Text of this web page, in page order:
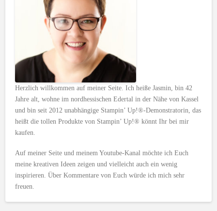
Herzlich willkommen auf meiner Seite. Ich heiße Jasmin, bin 42
Jahre alt, wohne im nordhessischen Edertal in der Nähe von Kassel
und bin seit 2012 unabhängige Stampin’ Up!®-Demonstratorin, das
heißt die tollen Produkte von Stampin’ Up!® könnt Ihr bei mir
kaufen.
Auf meiner Seite und meinem Youtube-Kanal möchte ich Euch
meine kreativen Ideen zeigen und vielleicht auch ein wenig
inspirieren. Über Kommentare von Euch würde ich mich sehr
freuen.